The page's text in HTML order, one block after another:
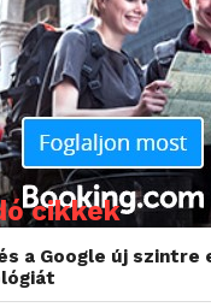
cikkek
a Google új szintre